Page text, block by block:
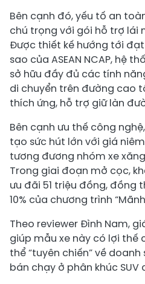
Bên cạnh đó, yếu tố an
chú trọng với gói hỗ trợ lái
Được thiết kế hướng tới
sao của ASEAN NCAP, hệ
sở hữu đầy đủ các tính
di chuyển trên đường cao
thích ứng, hỗ trợ giữ làn
Bên cạnh ưu thế công
tạo sức hút lớn với giá
tương đương nhóm xe
Trong giai đoạn mở cọc,
ưu đãi 51 triệu đồng, đồng
10% của chương trình
Theo reviewer Đình Nam,
giúp mẫu xe này có lợi thế
thể “tuyên chiến” về
bán chạy ở phân khúc SUV